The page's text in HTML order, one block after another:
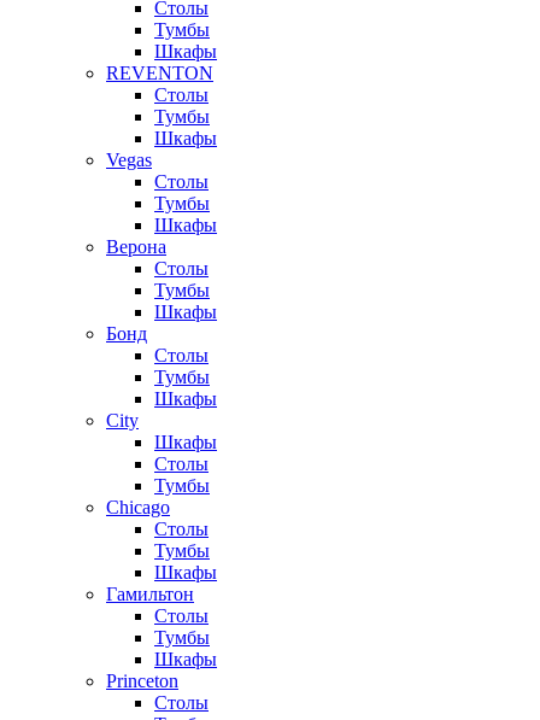
Столы
Тумбы
Шкафы
REVENTON
Столы
Тумбы
Шкафы
Vegas
Столы
Тумбы
Шкафы
Верона
Столы
Тумбы
Шкафы
Бонд
Столы
Тумбы
Шкафы
City
Шкафы
Столы
Тумбы
Chicago
Столы
Тумбы
Шкафы
Гамильтон
Столы
Тумбы
Шкафы
Princeton
Столы